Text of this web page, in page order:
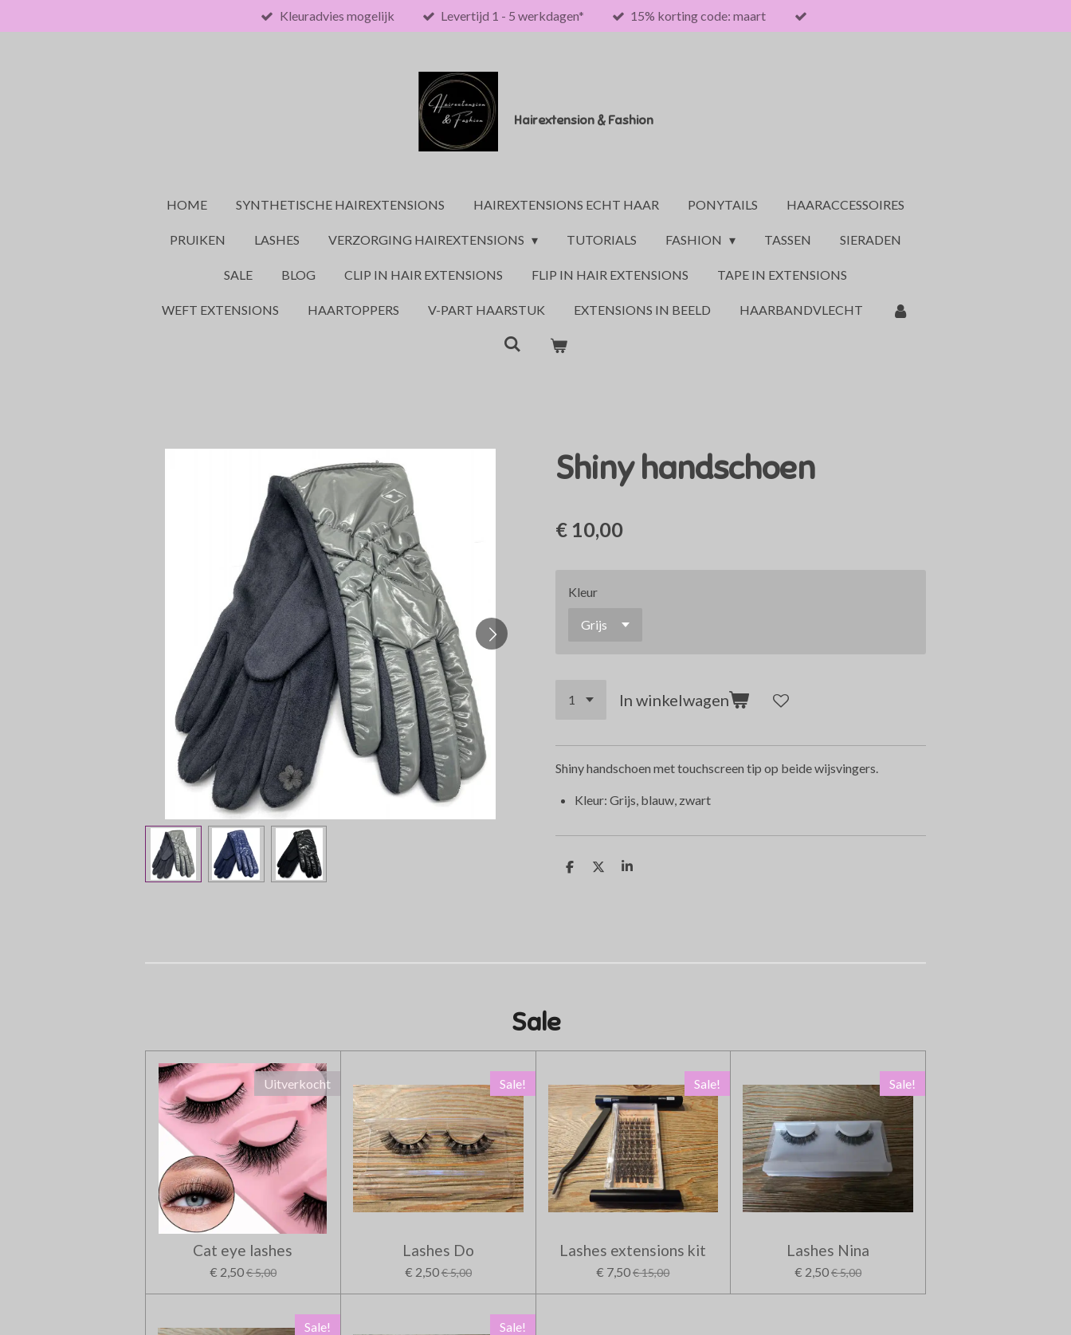
direct
Kleuradvies mogelijk Levertijd 1 - 5 werkdagen* 15% korting code: maart
Hairextension & Fashion
HOME SYNTHETISCHE HAIREXTENSIONS HAIREXTENSIONS ECHT HAAR PONYTAILS HAARACCESSOIRES
PRUIKEN LASHES VERZORGING HAIREXTENSIONS TUTORIALS FASHION TASSEN SIERADEN
SALE BLOG CLIP IN HAIR EXTENSIONS FLIP IN HAIR EXTENSIONS TAPE IN EXTENSIONS
WEFT EXTENSIONS HAARTOPPERS V-PART HAARSTUK EXTENSIONS IN BEELD HAARBANDVLECHT
Shiny handschoen
€ 10,00
Kleur
In winkelwagen
Shiny handschoen met touchscreen tip op beide wijsvingers.
Kleur: Grijs, blauw, zwart
D
D
S
Sale
Uitverkocht
Cat eye lashes
€ 2,50€ 5,00
Sale!
Lashes Do
€ 2,50€ 5,00
Sale!
Lashes extensions kit
€ 7,50€ 15,00
Sale!
Lashes Nina
€ 2,50€ 5,00
Sale! Sale!